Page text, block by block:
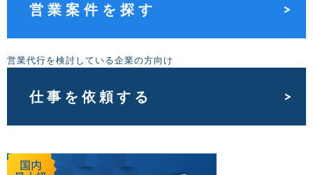
営業案件を探す
営業代行を検討している企業の方向け
仕事を依頼する